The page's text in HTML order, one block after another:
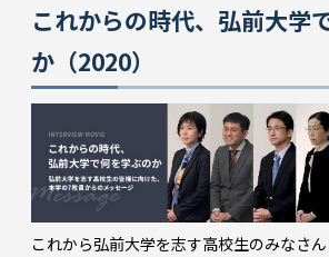
これからの時代、弘前大学
か（2020）
これから弘前大学を志す高校生のみなさ